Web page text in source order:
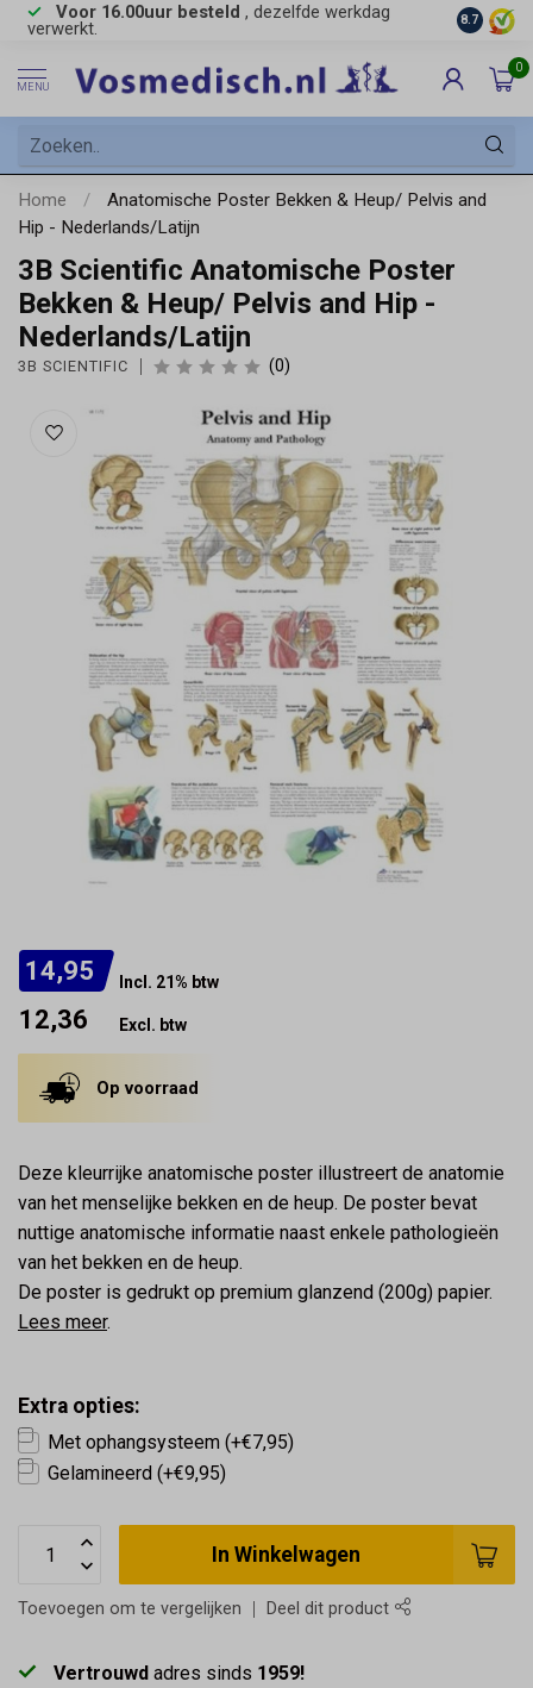
Voor 16.00uur besteld , dezelfde werkdag
verwerkt. Gratis
8.7
MENU
0
Home /
Anatomische Poster Bekken & Heup/ Pelvis and
Hip - Nederlands/Latijn
3B Scientific Anatomische Poster
Bekken & Heup/ Pelvis and Hip -
Nederlands/Latijn
3B SCIENTIFIC (0)
14,95 Incl. 21% btw
12,36 Excl. btw
Op voorraad
Deze kleurrijke anatomische poster illustreert de anatomie
van het menselijke bekken en de heup. De poster bevat
nuttige anatomische informatie naast enkele pathologieën
van het bekken en de heup.
De poster is gedrukt op premium glanzend (200g) papier.
Lees meer.
Extra opties:
Met ophangsysteem (+€7,95)
Gelamineerd (+€9,95)
In Winkelwagen
Toevoegen om te vergelijken Deel dit product
Vertrouwd adres sinds 1959!